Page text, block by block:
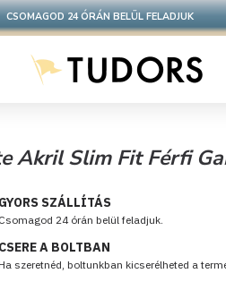
CSOMAGOD 24 ÓRÁN BELÜL FELADJUK
Akril Slim Fit Férfi
GYORS SZÁLLÍTÁS
Csomagod 24 órán belül feladjuk.
CSERE A BOLTBAN
szeretnéd, boltunkban kicserélheted a